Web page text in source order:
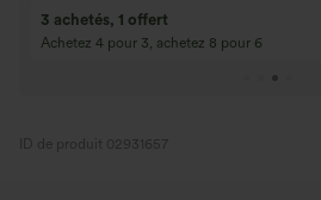
3 achetés, 1 offert
Achetez 4 pour 3, achetez 8 pour 6
ID de produit 02931657